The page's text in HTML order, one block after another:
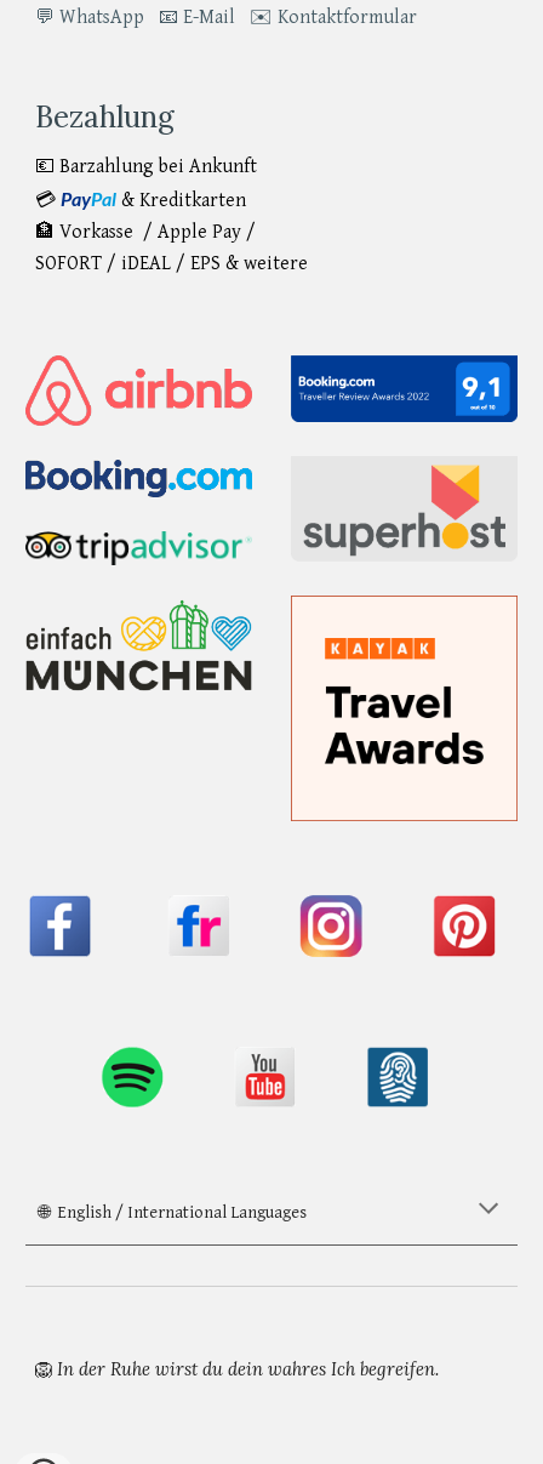
💬 WhatsApp
📧 E-Mail ✉️ Kontaktformular
Bezahlung
💶 Barzahlung bei Ankunft
💳PayPal & Kreditkarten
🏦 Vorkasse / Apple Pay /
SOFORT /iDEAL / EPS & weitere
🌐 English / International Languages
🦁 In der Ruhe wirst du dein wahres Ich begreifen.